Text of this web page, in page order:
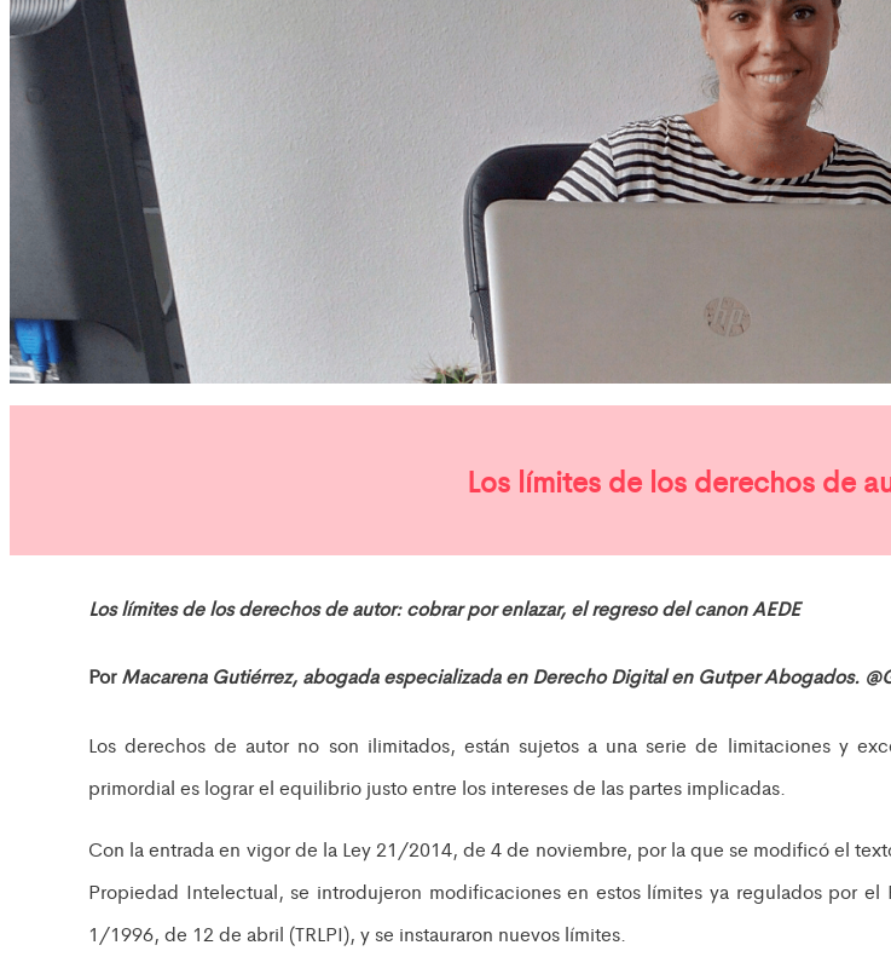
Los límites de los derechos de
Los límites de los derechos de autor: cobrar por enlazar, el regreso del canon AEDE
PorMacarena Gutiérrez, abogada especializada en Derecho Digital en Gutper Abogados.
Los derechos de autor no son ilimitados, están sujetos a una serie de limitaciones y
primordial es lograr el equilibrio justo entre los intereses de las partes implicadas.
Con la entrada en vigor de la Ley 21/2014, de 4 de noviembre, por la que se modificó el
Propiedad Intelectual, se introdujeron modificaciones en estos límites ya regulados por el
1/1996, de 12 de abril (TRLPI), y se instauraron nuevos límites.